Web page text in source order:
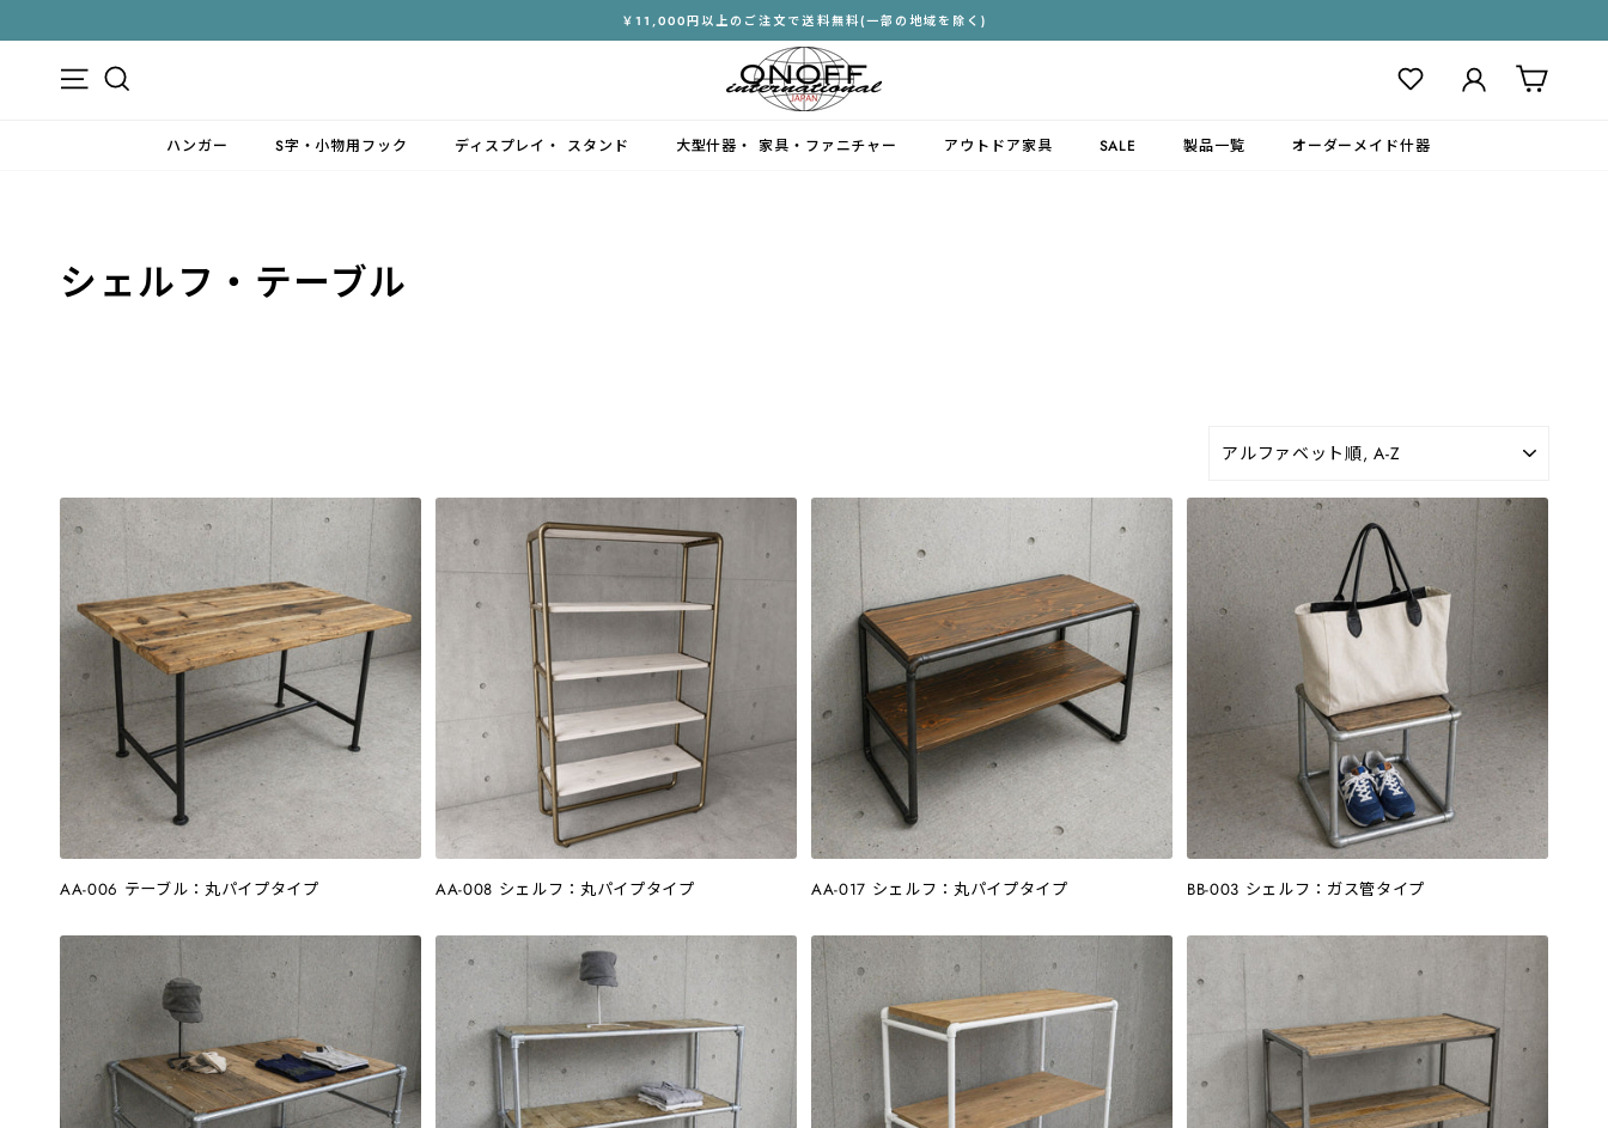
キ
ス
ラ
イ
￥11,000円以上のご注文で送料無料(一部の地域を除く)
メニュー ログイン
ハンガー S字・小物用フック ディスプレイ・ スタンド 大型什器・ 家具・ファニチャー アウトドア家具 SALE 製品一覧 オーダーメイド什器
シェルフ・テーブル
び
え
AA-006 テーブル：丸パイプタイプ AA-008 シェルフ：丸パイプタイプ AA-017 シェルフ：丸パイプタイプ BB-003 シェルフ：ガス管タイプ